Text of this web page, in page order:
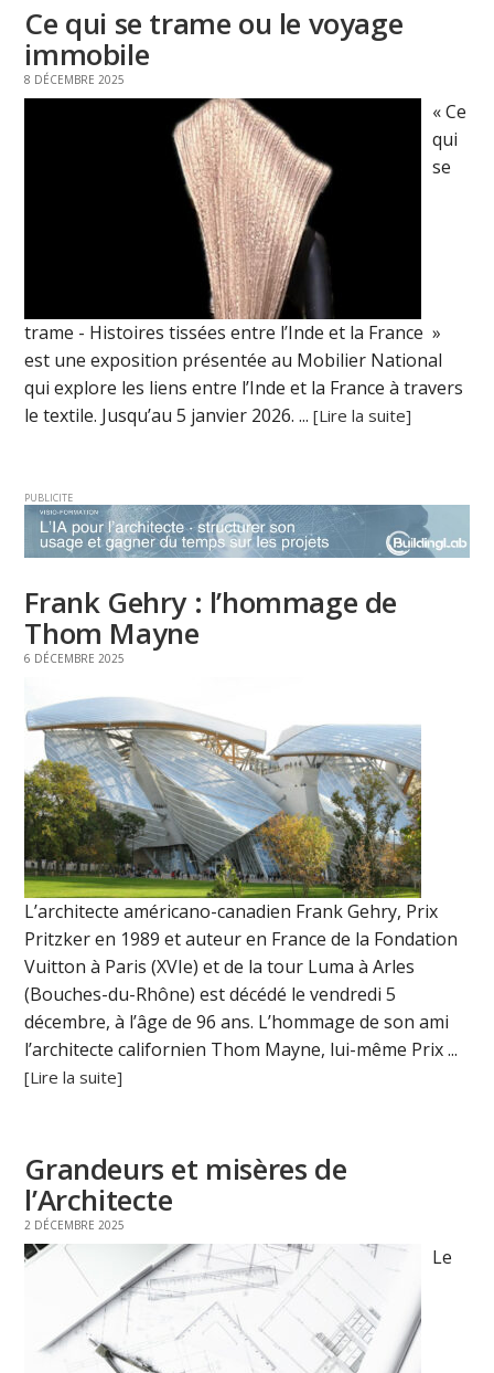
Ce qui se trame ou le voyage
immobile
8 DÉCEMBRE 2025
« Ce
qui
se
trame - Histoires tissées entre l’Inde et la France »
est une exposition présentée au Mobilier National
qui explore les liens entre l’Inde et la France à travers
le textile. Jusqu’au 5 janvier 2026. ...[Lire la suite]
PUBLICITE
Frank Gehry : l’hommage de
Thom Mayne
6 DÉCEMBRE 2025
L’architecte américano-canadien Frank Gehry, Prix
Pritzker en 1989 et auteur en France de la Fondation
Vuitton à Paris (XVIe) et de la tour Luma à Arles
(Bouches-du-Rhône) est décédé le vendredi 5
décembre, à l’âge de 96 ans. L’hommage de son ami
l’architecte californien Thom Mayne, lui-même Prix ...
[Lire la suite]
Grandeurs et misères de
l’Architecte
2 DÉCEMBRE 2025
Le